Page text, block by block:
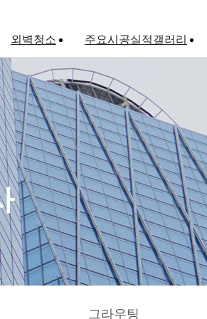
외벽청소 주요시공실적갤러리
아파트코킹
실리콘 공사
방수공사
외벽청소
그라우팅